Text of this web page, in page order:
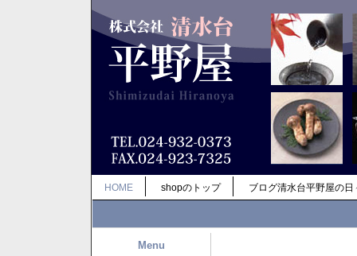
HOME shopのトップ ブログ清水台平野屋の日
Menu